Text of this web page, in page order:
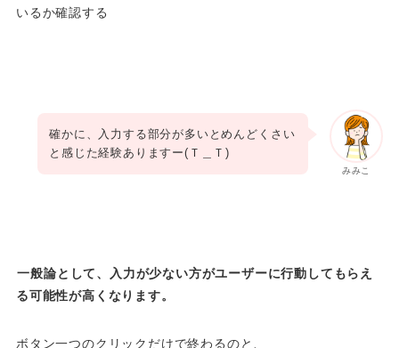
いるか確認する
みみこ
確かに、入力する部分が多いとめんどくさい
と感じた経験ありますー(Ｔ＿Ｔ)
一般論として、入力が少ない方がユーザーに行動してもらえ
る可能性が高くなります。
ボタン一つのクリックだけで終わるのと、